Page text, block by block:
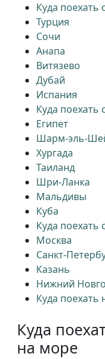
Куда поехать
Турция
Сочи
Анапа
Витязево
Дубай
Испания
Куда
Египет
Шарм-эль-
Хургада
Таиланд
Шри-Ланка
Мальдивы
Куба
Куда поехать
Москва
Санкт-
Казань
Нижний
Куда поехать
Куда
на море